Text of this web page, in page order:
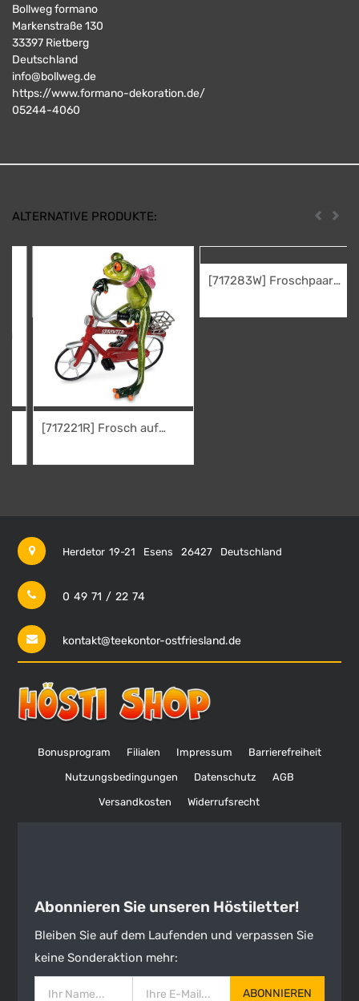
Bollweg formano
Markenstraße 130
33397 Rietberg
Deutschland
info@bollweg.de
https://www.formano-dekoration.de/
05244-4060
ALTERNATIVE PRODUKTE: Zurück
[717221R] Frosch auf
[717283W] Froschpaar
Herdetor 19-21 Esens 26427 Deutschland
0 49 71 / 22 74
kontakt@teekontor-ostfriesland.de
Bonusprogram Filialen Impressum Barrierefreiheit
Nutzungsbedingungen Datenschutz AGB
Versandkosten Widerrufsrecht
Abonnieren Sie unseren Höstiletter!
Bleiben Sie auf dem Laufenden und verpassen Sie
keine Sonderaktion mehr:
ABONNIEREN